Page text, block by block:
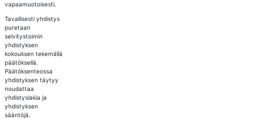
vapaamuotoisesti.
Tavallisesti yhdistys
puretaan
selvitystoimin
yhdistyksen
kokouksen tekemällä
päätöksellä.
Päätöksenteossa
yhdistyksen täytyy
noudattaa
yhdistyslakia ja
yhdistyksen
sääntöjä.